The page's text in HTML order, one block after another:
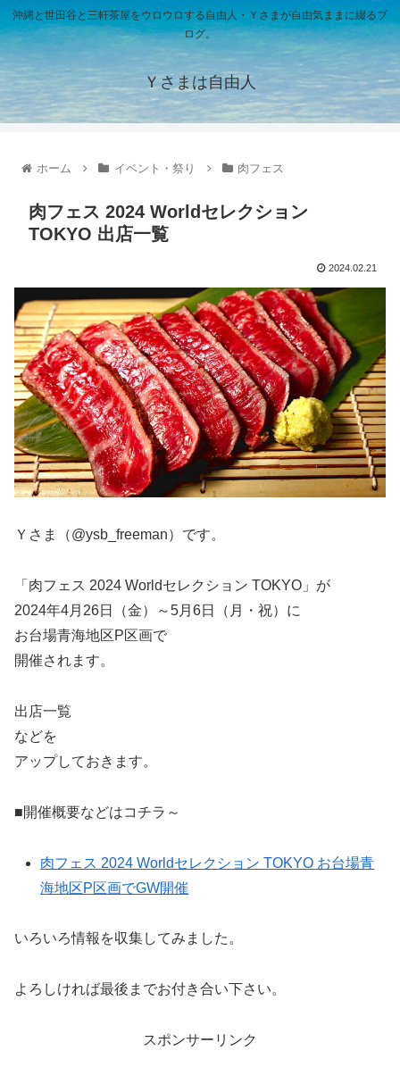
沖縄と世田谷と三軒茶屋をウロウロする自由人・Ｙさまが自由気ままに綴るブ
ログ。
Ｙさまは自由人
ホーム イベント・祭り 肉フェス
肉フェス 2024 Worldセレクション
TOKYO 出店一覧
2024.02.21
Ｙさま（@ysb_freeman）です。
「肉フェス 2024 Worldセレクション TOKYO」が
2024年4月26日（金）～5月6日（月・祝）に
お台場青海地区P区画で
開催されます。
出店一覧
などを
アップしておきます。
■開催概要などはコチラ～
肉フェス 2024 Worldセレクション TOKYO お台場青
海地区P区画でGW開催
いろいろ情報を収集してみました。
よろしければ最後までお付き合い下さい。
スポンサーリンク